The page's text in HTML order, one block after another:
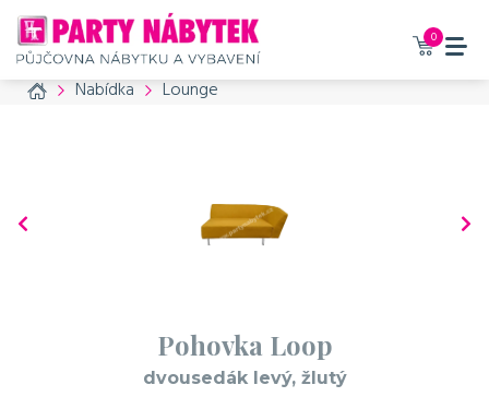
0
Home Nabídka Lounge
Pohovka Loop
dvousedák levý, žlutý